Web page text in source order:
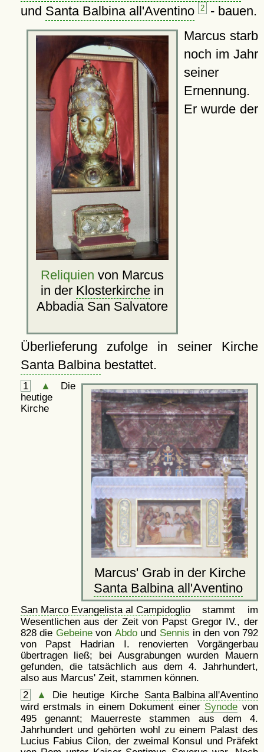
und Santa Balbina all'Aventino 2 - bauen.
Reliquien von Marcus
in der Klosterkirchein
Abbadia San Salvatore
Marcus starb
noch im Jahr
seiner
Ernennung.
Er wurde der
Überlieferung zufolge in seiner Kirche
Santa Balbinabestattet.
Marcus' Grab in der Kirche
Santa Balbina all'Aventino
1 ▲
Die
heutige
Kirche
San Marco Evangelista al Campidogliostammt im
Wesentlichen aus der Zeit von Papst Gregor IV., der
828 die Gebeinevon Abdound Sennis in den von 792
von Papst Hadrian I. renovierten Vorgängerbau
übertragen ließ; bei Ausgrabungen wurden Mauern
gefunden, die tatsächlich aus dem 4. Jahrhundert,
also aus Marcus' Zeit, stammen können.
2
▲ Die heutige Kirche Santa Balbina all'Aventino
wird erstmals in einem Dokument einer Synode von
495 genannt; Mauerreste stammen aus dem 4.
Jahrhundert und gehörten wohl zu einem Palast des
Lucius Fabius Cilon, der zweimal Konsul und Präfekt